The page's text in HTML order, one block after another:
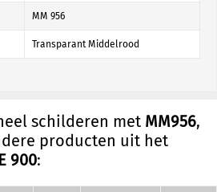
MM 956
Transparant Middelrood
schilderen met MM956,
producten uit het
900: